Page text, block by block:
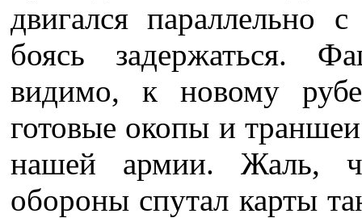
двигался параллельно
боясь задержаться.
видимо, к новому
готовые окопы и
нашей армии. Жаль,
обороны спутал карты